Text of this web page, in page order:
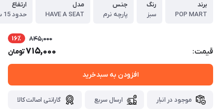
برند
POP MART
رنگ
سبز
جنس
پارچه نرم
مدل
HAVE A SEAT
ارتفاع
حدود 15 سانتيمتر
قیمت:
845,000 16٪
715,000تومان
افزودن به سبدخرید
موجود در انبار ارسال سریع گارانتی اصالت کالا